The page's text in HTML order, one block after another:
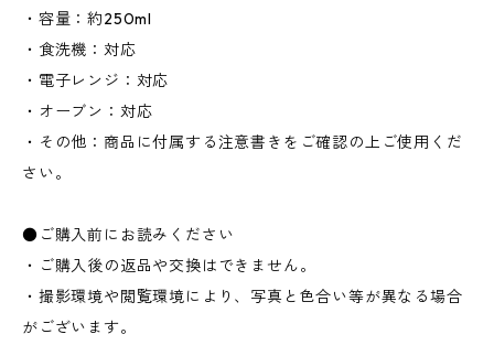
・容量：約250ml
・食洗機：対応
・電子レンジ：対応
・オーブン：対応
・その他：商品に付属する注意書きをご確認の上ご使用くだ
さい。
●ご購入前にお読みください
・ご購入後の返品や交換はできません。
・撮影環境や閲覧環境により、写真と色合い等が異なる場合
がございます。